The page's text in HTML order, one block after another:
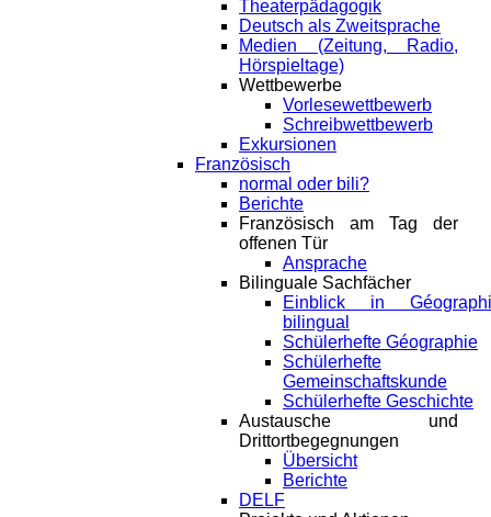
Theaterpädagogik
Deutsch als Zweitsprache
Medien (Zeitung, Radio,
Hörspieltage)
Wettbewerbe
Vorlesewettbewerb
Schreibwettbewerb
Exkursionen
Französisch
normal oder bili?
Berichte
Französisch am Tag der
offenen Tür
Ansprache
Bilinguale Sachfächer
Einblick in
bilingual
Schülerhefte Géographie
Schülerhefte
Gemeinschaftskunde
Schülerhefte Geschichte
Austausche und
Drittortbegegnungen
Übersicht
Berichte
DELF